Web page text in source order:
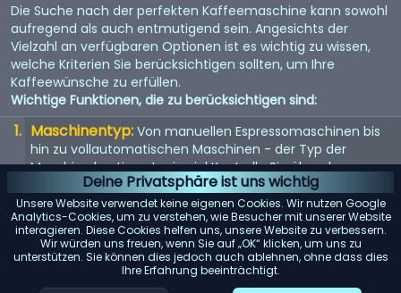
Deine Privatsphäre ist uns wichtig
Unsere Website verwendet keine eigenen Cookies. Wir nutzen Google
Analytics-Cookies, um zu verstehen, wie Besucher mit unserer Website
interagieren. Diese Cookies helfen uns, unsere Website zu verbessern.
Wir würden uns freuen, wenn Sie auf „OK“ klicken, um uns zu
unterstützen. Sie können dies jedoch auch ablehnen, ohne dass dies
Ihre Erfahrung beeinträchtigt.
Die Suche nach der perfekten Kaffeemaschine kann sowohl
aufregend als auch entmutigend sein. Angesichts der
Vielzahl an verfügbaren Optionen ist es wichtig zu wissen,
welche Kriterien Sie berücksichtigen sollten, um Ihre
Kaffeewünsche zu erfüllen.
Wichtige Funktionen, die zu berücksichtigen sind:
Maschinentyp: Von manuellen Espressomaschinen bis
hin zu vollautomatischen Maschinen - der Typ der
Maschine bestimmt, wie viel Kontrolle Sie über den
Brühvorgang haben.
Qualität der Mühle: Eine eingebaute Mühle kann
entscheidend sein. Suchen Sie nach einer Maschine mit
einem hochwertigen Mahlwerk für den frischesten Kaffee.
Wasserspeicher: Berücksichtigen Sie die Kapazität des